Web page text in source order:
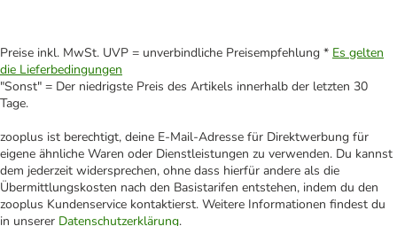
Preise inkl. MwSt. UVP = unverbindliche Preisempfehlung * Es gelten
die Lieferbedingungen
"Sonst" = Der niedrigste Preis des Artikels innerhalb der letzten 30
Tage.
zooplus ist berechtigt, deine E-Mail-Adresse für Direktwerbung für
eigene ähnliche Waren oder Dienstleistungen zu verwenden. Du kannst
dem jederzeit widersprechen, ohne dass hierfür andere als die
Übermittlungskosten nach den Basistarifen entstehen, indem du den
zooplus Kundenservice kontaktierst. Weitere Informationen findest du
in unserer Datenschutzerklärung.